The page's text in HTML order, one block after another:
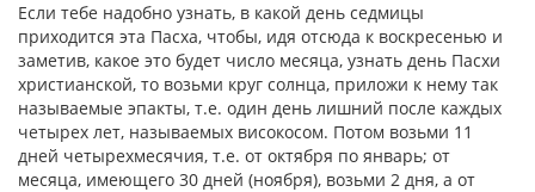
Если тебе надобно узнать, в какой день седмицы
приходится эта Пасха, чтобы, идя отсюда к воскресенью и
заметив, какое это будет число месяца, узнать день Пасхи
христианской, то возьми круг солнца, приложи к нему так
называемые эпакты, т.е. один день лишний после каждых
четырех лет, называемых високосом. Потом возьми 11
дней четырехмесячия, т.е. от октября по январь; от
месяца, имеющего 30 дней (ноября), возьми 2 дня, а от